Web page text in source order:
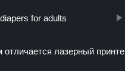
for adults
отличается лазерный